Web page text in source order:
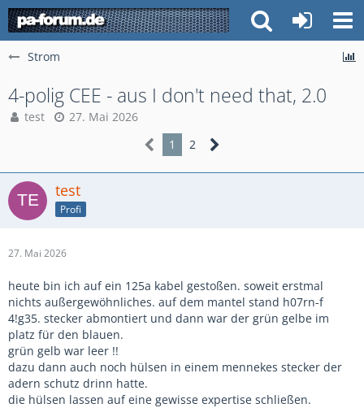
Strom
4-polig CEE - aus I don't need that, 2.0
test
27. Mai 2026
1
2
test
Profi
27. Mai 2026
heute bin ich auf ein 125a kabel gestoßen. soweit erstmal
nichts außergewöhnliches. auf dem mantel stand h07rn-f
4!g35. stecker abmontiert und dann war der grün gelbe im
platz für den blauen.
grün gelb war leer !!
dazu dann auch noch hülsen in einem mennekes stecker der
adern schutz drinn hatte.
die hülsen lassen auf eine gewisse expertise schließen.